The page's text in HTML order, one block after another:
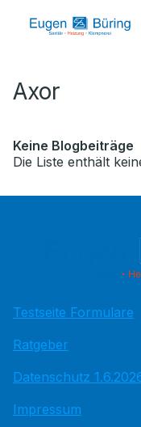
Axor
Keine Blogbeiträge
Die Liste enthält
Testseite Formulare
Ratgeber
Datenschutz
Impressum